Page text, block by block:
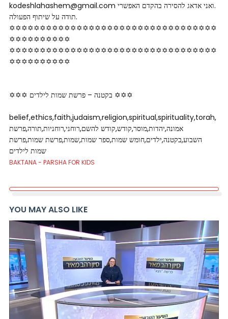
kodeshlahashem@gmail.com ואני אדאג להסירה בהקדם האפשרי.
תודה על שיתוף הפעולה.
✡✡✡✡✡✡✡✡✡✡✡✡✡✡✡✡✡✡✡✡✡✡✡✡✡✡✡✡✡✡✡✡✡✡
✡✡✡✡✡✡­­✡✡✡✡
✡✡✡✡✡✡✡✡✡✡✡✡✡✡✡✡✡✡✡✡✡✡✡✡✡✡✡✡✡✡✡✡✡✡
✡✡✡✡✡✡­­✡✡✡✡
✡✡✡ בקטנה – פרשת שמות לילדים ✡✡✡
belief,ethics,faith,judaism,religion,spiritual,spirituality,torah,
אמונה,יהדות,מוסר,קודש,קודש להשם,רוחני,רוחניות,תורה,פרשת
השבוע,בקטנה,ילדים,חומש שמות,ספר שמות,שמות,פרשת שמות,פרשת
שמות לילדים
BAKTANA - PARSHA FOR KIDS
YOU MAY ALSO LIKE